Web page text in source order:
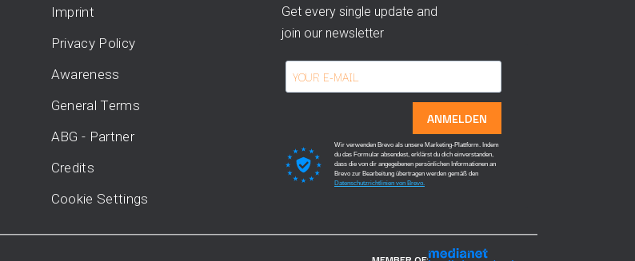
Imprint
Privacy Policy
Awareness
General Terms
ABG - Partner
Credits
Cookie Settings
Get every single update and
join our newsletter
ANMELDEN
Wir verwenden Brevo als unsere Marketing-Plattform. Indem
du das Formular absendest, erklärst du dich einverstanden,
dass die von dir angegebenen persönlichen Informationen an
Brevo zur Bearbeitung übertragen werden gemäß den
Datenschutzrichtlinien von Brevo.